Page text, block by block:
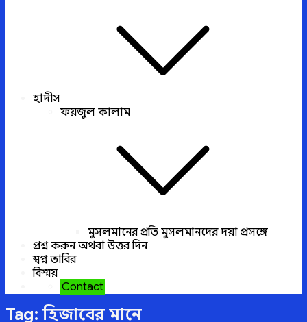
হাদীস
ফয়জুল কালাম
মুসলমানের প্রতি মুসলমানদের দয়া প্রসঙ্গে
প্রশ্ন করুন অথবা উত্তর দিন
স্বপ্ন তাবির
বিস্ময়
Contact
Tag: হিজাবের মানে